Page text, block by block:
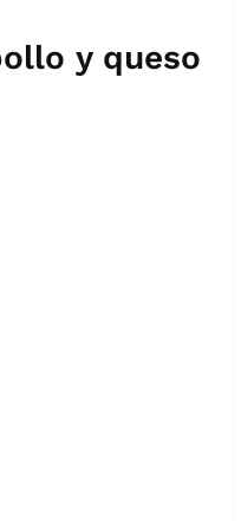
y queso